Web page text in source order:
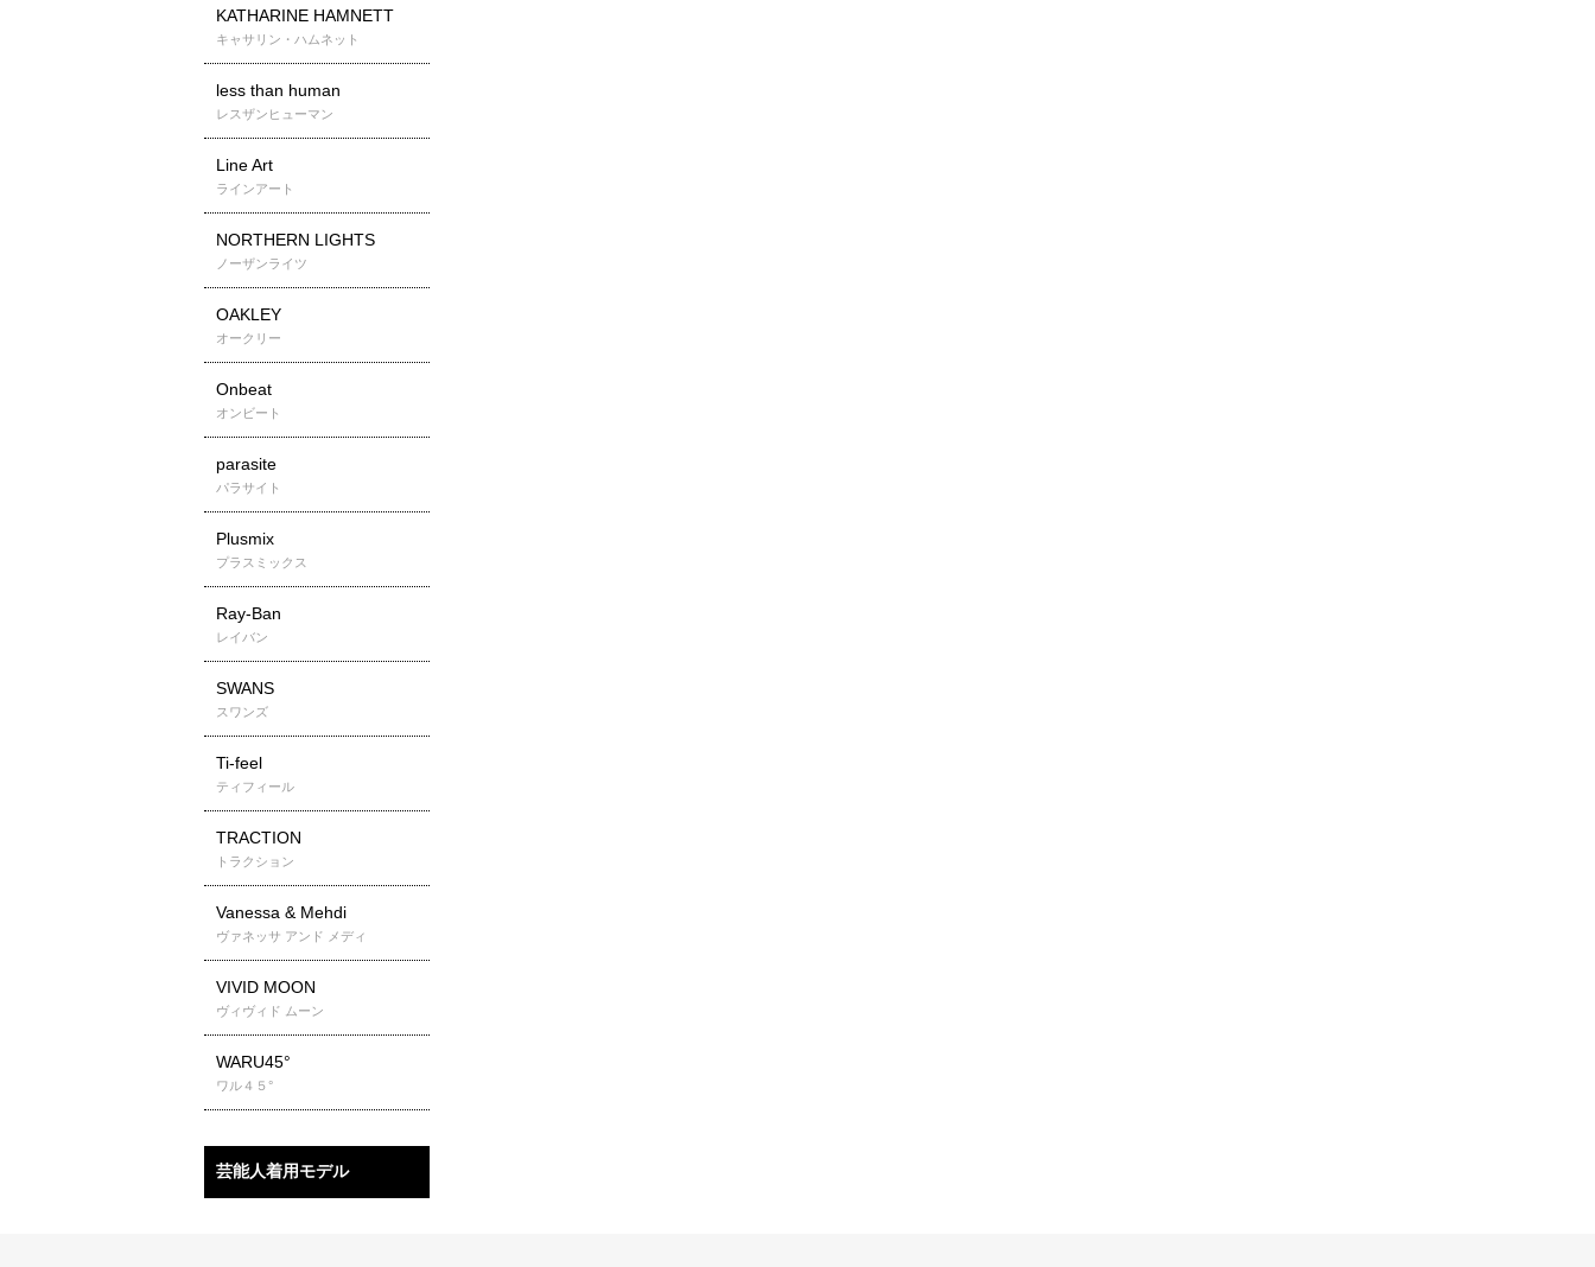
KATHARINE HAMNETT
キャサリン・ハムネット
less than human
レスザンヒューマン
Line Art
ラインアート
NORTHERN LIGHTS
ノーザンライツ
OAKLEY
オークリー
Onbeat
オンビート
parasite
パラサイト
Plusmix
プラスミックス
Ray-Ban
レイバン
SWANS
スワンズ
Ti-feel
ティフィール
TRACTION
トラクション
Vanessa & Mehdi
ヴァネッサ アンド メディ
VIVID MOON
ヴィヴィド ムーン
WARU45°
ワル４５°
芸能人着用モデル